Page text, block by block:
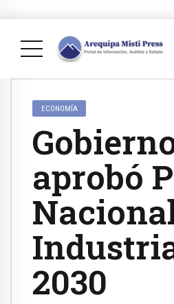
ECONOMÍA
aprobó
2030